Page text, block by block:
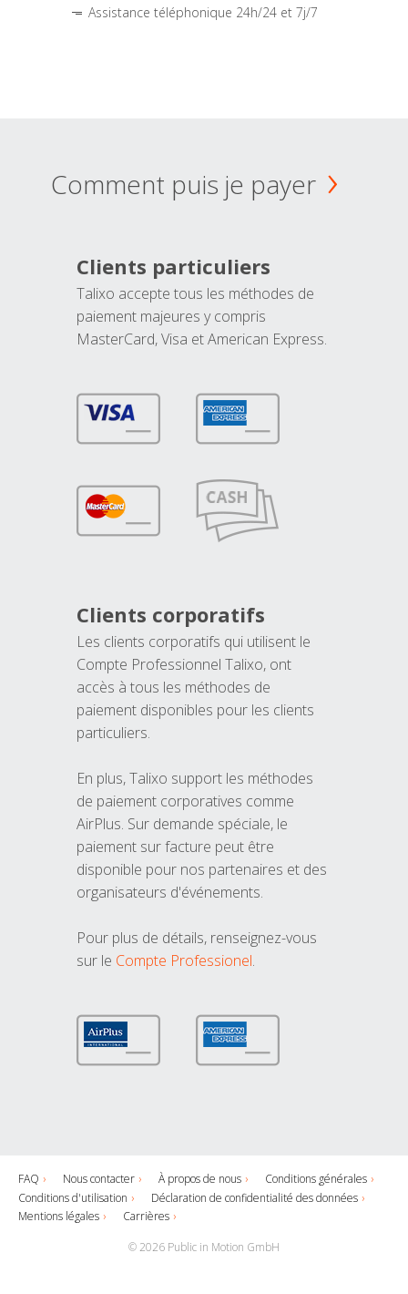
Assistance téléphonique 24h/24 et 7j/7
Comment puis je payer
Clients particuliers
Talixo accepte tous les méthodes de
paiement majeures y compris
MasterCard, Visa et American Express.
Clients corporatifs
Les clients corporatifs qui utilisent le
Compte Professionnel Talixo, ont
accès à tous les méthodes de
paiement disponibles pour les clients
particuliers.
En plus, Talixo support les méthodes
de paiement corporatives comme
AirPlus. Sur demande spéciale, le
paiement sur facture peut être
disponible pour nos partenaires et des
organisateurs d'événements.
Pour plus de détails, renseignez-vous
sur le Compte Professionel.
FAQ Nous contacter À propos de nous
Conditions générales
Conditions d'utilisation
Déclaration de confidentialité des données
Mentions légales
Carrières
© 2026 Public in Motion GmbH